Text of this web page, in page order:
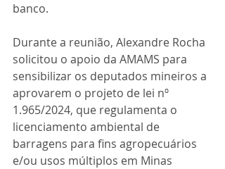
banco.
Durante a reunião, Alexandre Rocha
solicitou o apoio da AMAMS para
sensibilizar os deputados mineiros a
aprovarem o projeto de lei nº
1.965/2024, que regulamenta o
licenciamento ambiental de
barragens para fins agropecuários
e/ou usos múltiplos em Minas